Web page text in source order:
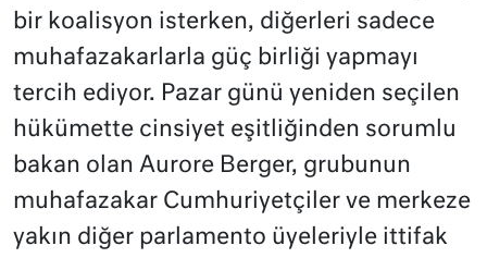
bir koalisyon isterken, diğerleri sadece
muhafazakarlarla güç birliği yapmayı
tercih ediyor. Pazar günü yeniden seçilen
hükümette cinsiyet eşitliğinden sorumlu
bakan olan Aurore Berger, grubunun
muhafazakar Cumhuriyetçiler ve merkeze
yakın diğer parlamento üyeleriyle ittifak